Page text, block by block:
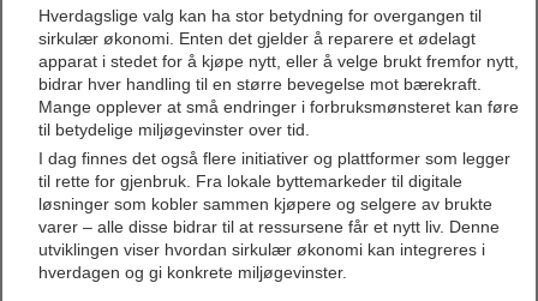
Hverdagslige valg kan ha stor betydning for overgangen til
sirkulær økonomi. Enten det gjelder å reparere et ødelagt
apparat i stedet for å kjøpe nytt, eller å velge brukt fremfor nytt,
bidrar hver handling til en større bevegelse mot bærekraft.
Mange opplever at små endringer i forbruksmønsteret kan føre
til betydelige miljøgevinster over tid.
I dag finnes det også flere initiativer og plattformer som legger
til rette for gjenbruk. Fra lokale byttemarkeder til digitale
løsninger som kobler sammen kjøpere og selgere av brukte
varer – alle disse bidrar til at ressursene får et nytt liv. Denne
utviklingen viser hvordan sirkulær økonomi kan integreres i
hverdagen og gi konkrete miljøgevinster.